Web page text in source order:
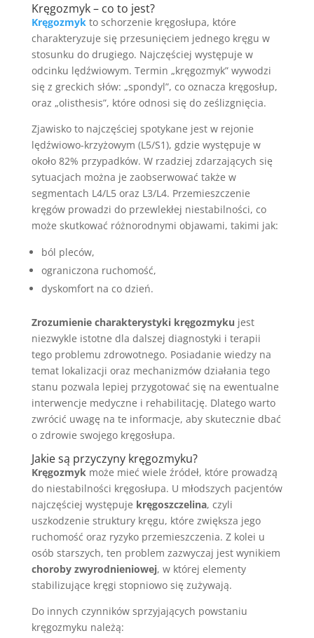
Kręgozmyk – co to jest?
Kręgozmykto schorzenie kręgosłupa, które
charakteryzuje się przesunięciem jednego kręgu w
stosunku do drugiego. Najczęściej występuje w
odcinku lędźwiowym. Termin „kręgozmyk” wywodzi
się z greckich słów: „spondyl”, co oznacza kręgosłup,
oraz „olisthesis”, które odnosi się do ześlizgnięcia.
Zjawisko to najczęściej spotykane jest w rejonie
lędźwiowo-krzyżowym (L5/S1), gdzie występuje w
około 82% przypadków. W rzadziej zdarzających się
sytuacjach można je zaobserwować także w
segmentach L4/L5 oraz L3/L4. Przemieszczenie
kręgów prowadzi do przewlekłej niestabilności, co
może skutkować różnorodnymi objawami, takimi jak:
ból pleców,
ograniczona ruchomość,
dyskomfort na co dzień.
Zrozumienie charakterystyki kręgozmyku jest
niezwykle istotne dla dalszej diagnostyki i terapii
tego problemu zdrowotnego. Posiadanie wiedzy na
temat lokalizacji oraz mechanizmów działania tego
stanu pozwala lepiej przygotować się na ewentualne
interwencje medyczne i rehabilitację. Dlatego warto
zwrócić uwagę na te informacje, aby skutecznie dbać
o zdrowie swojego kręgosłupa.
Jakie są przyczyny kręgozmyku?
Kręgozmykmoże mieć wiele źródeł, które prowadzą
do niestabilności kręgosłupa. U młodszych pacjentów
najczęściej występuje kręgoszczelina, czyli
uszkodzenie struktury kręgu, które zwiększa jego
ruchomość oraz ryzyko przemieszczenia. Z kolei u
osób starszych, ten problem zazwyczaj jest wynikiem
choroby zwyrodnieniowej, w której elementy
stabilizujące kręgi stopniowo się zużywają.
Do innych czynników sprzyjających powstaniu
kręgozmyku należą: